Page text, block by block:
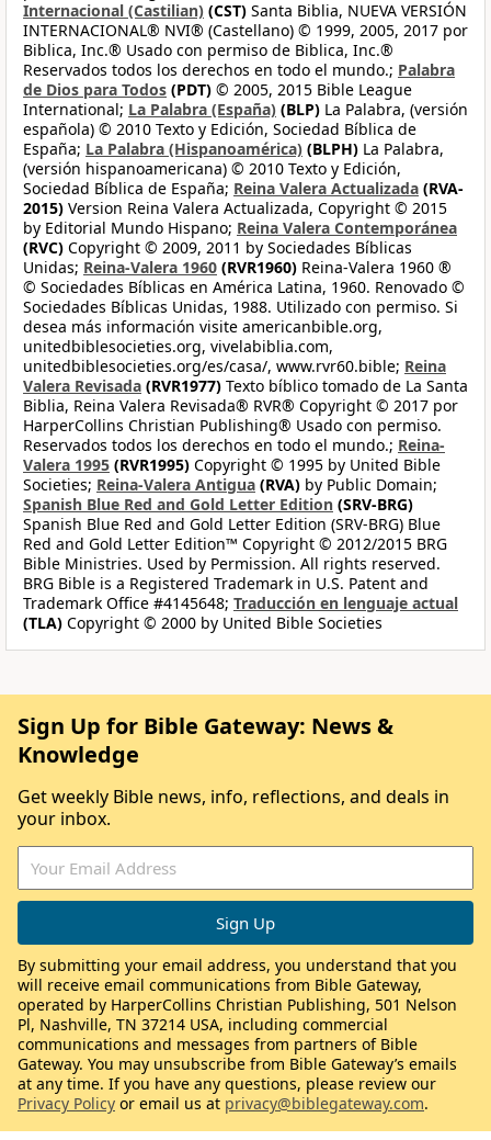
Internacional (Castilian) (CST) Santa Biblia, NUEVA VERSIÓN
INTERNACIONAL® NVI® (Castellano) © 1999, 2005, 2017 por
Biblica, Inc.® Usado con permiso de Biblica, Inc.®
Reservados todos los derechos en todo el mundo.; Palabra
de Dios para Todos (PDT) © 2005, 2015 Bible League
International; La Palabra (España) (BLP) La Palabra, (versión
española) © 2010 Texto y Edición, Sociedad Bíblica de
España; La Palabra (Hispanoamérica) (BLPH) La Palabra,
(versión hispanoamericana) © 2010 Texto y Edición,
Sociedad Bíblica de España; Reina Valera Actualizada (RVA-
2015) Version Reina Valera Actualizada, Copyright © 2015
by Editorial Mundo Hispano; Reina Valera Contemporánea
(RVC) Copyright © 2009, 2011 by Sociedades Bíblicas
Unidas; Reina-Valera 1960 (RVR1960) Reina-Valera 1960 ®
© Sociedades Bíblicas en América Latina, 1960. Renovado ©
Sociedades Bíblicas Unidas, 1988. Utilizado con permiso. Si
desea más información visite americanbible.org,
unitedbiblesocieties.org, vivelabiblia.com,
unitedbiblesocieties.org/es/casa/, www.rvr60.bible; Reina
Valera Revisada (RVR1977) Texto bíblico tomado de La Santa
Biblia, Reina Valera Revisada® RVR® Copyright © 2017 por
HarperCollins Christian Publishing® Usado con permiso.
Reservados todos los derechos en todo el mundo.; Reina-
Valera 1995 (RVR1995) Copyright © 1995 by United Bible
Societies; Reina-Valera Antigua (RVA) by Public Domain;
Spanish Blue Red and Gold Letter Edition (SRV-BRG)
Spanish Blue Red and Gold Letter Edition (SRV-BRG) Blue
Red and Gold Letter Edition™ Copyright © 2012/2015 BRG
Bible Ministries. Used by Permission. All rights reserved.
BRG Bible is a Registered Trademark in U.S. Patent and
Trademark Office #4145648; Traducción en lenguaje actual
(TLA) Copyright © 2000 by United Bible Societies
Sign Up for Bible Gateway: News &
Knowledge
Get weekly Bible news, info, reflections, and deals in
your inbox.
By submitting your email address, you understand that you
will receive email communications from Bible Gateway,
operated by HarperCollins Christian Publishing, 501 Nelson
Pl, Nashville, TN 37214 USA, including commercial
communications and messages from partners of Bible
Gateway. You may unsubscribe from Bible Gateway’s emails
at any time. If you have any questions, please review our
Privacy Policy or email us at privacy@biblegateway.com.